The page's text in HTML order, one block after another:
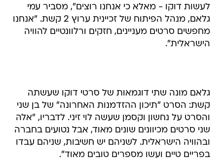
לעשות דוקו - מאלא כי אנחנו רוצים", מסביר עמי
גלאם, מנהל הפיתוח של זכיינית ערוץ 2 קשת. "אנחנו
מחפשים סרטים מעניינים, חזקים ורלוונטיים להוויה
הישראלית".
גלאם מונה שתי דוגמאות של סרטי דוקו שעשתה
קשת: הסרט "תיכון ההזדמנות האחרונה" של בן שני
והסרט על נחשון וקסמן שעשה לוי זיני. לדבריו, "אלה
שני סרטים מכיוונים שונים מאוד, אבל נטועים בחברה
ובהוויה הישראלית. לשניהם יש חשיבות, שניהם עבדו
בפריים טיים ועשו מספרים טובים מאוד".